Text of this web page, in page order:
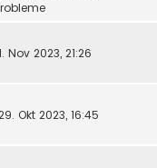
Nov 2023, 21:26
Okt 2023, 16:45